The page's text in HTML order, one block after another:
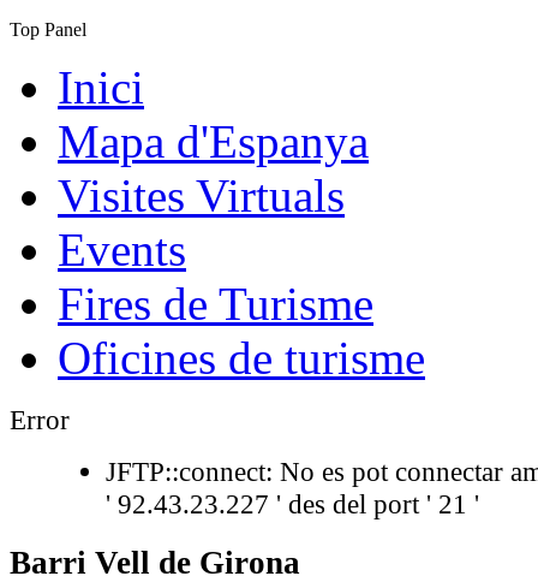
Top Panel
Inici
Mapa d'Espanya
Visites Virtuals
Events
Fires de Turisme
Oficines de turisme
Error
JFTP::connect: No es pot connectar
' 92.43.23.227 ' des del port ' 21 '
Barri Vell de Girona